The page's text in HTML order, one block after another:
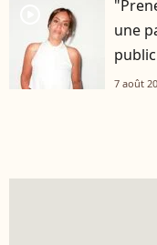
une
public
7 août